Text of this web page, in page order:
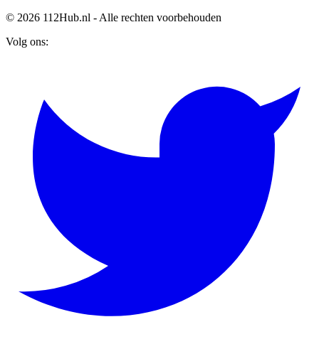
© 2026 112Hub.nl - Alle rechten voorbehouden
Volg ons: